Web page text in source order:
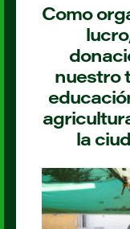
Como
nuestro
la